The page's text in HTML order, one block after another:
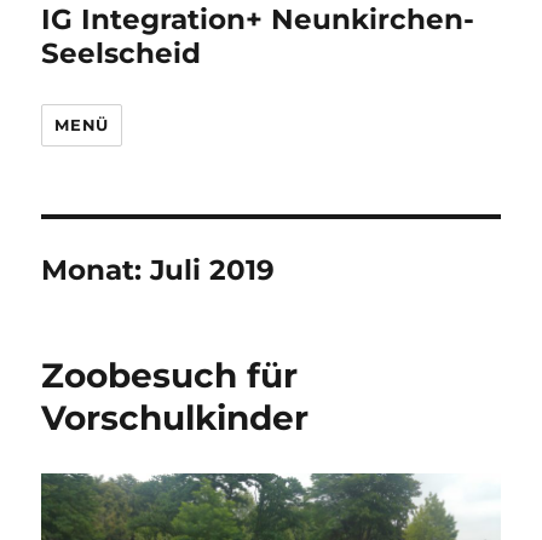
IG Integration+ Neunkirchen-
Seelscheid
MENÜ
Monat:Juli 2019
Zoobesuch für
Vorschulkinder